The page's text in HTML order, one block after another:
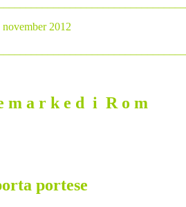
november 2012
m a r k e d i R o m
portese